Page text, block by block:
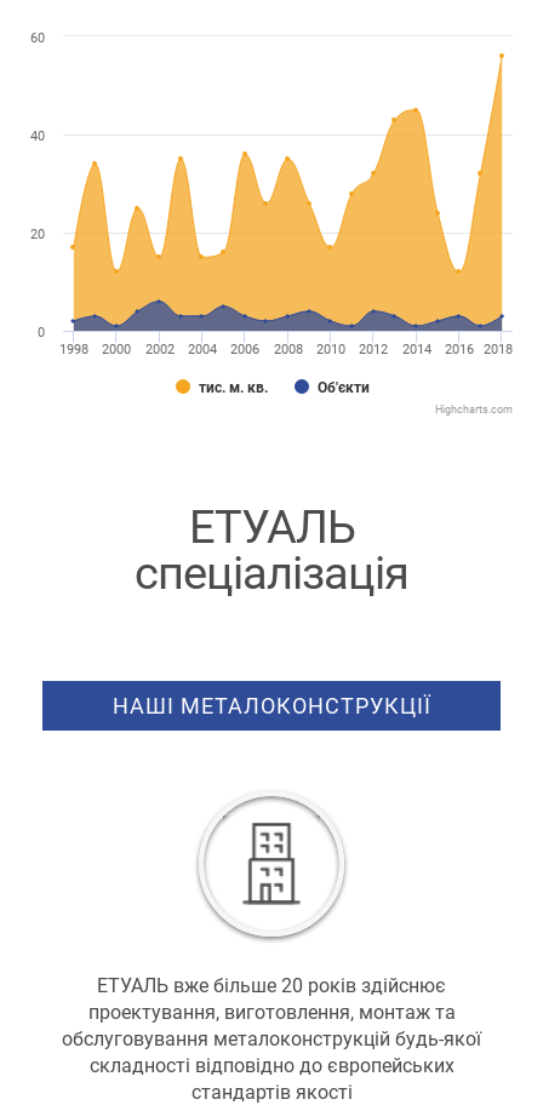
тис. м. кв. Об'єкти
1998 2000 2002 2004 2006 2008 2010 2012 2014 2016 2018
0
20
40
60
Highcharts.com
ЕТУАЛЬ
спеціалізація
НАШІ МЕТАЛОКОНСТРУКЦІЇ
ЕТУАЛЬ вже більше 20 років здійснює
проектування, виготовлення, монтаж та
обслуговування металоконструкцій будь-якої
складності відповідно до європейських
стандартів якості